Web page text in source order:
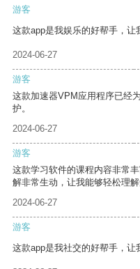
游客
这款app是我娱乐的好帮手，让
2024-06-27
游客
这款加速器VPM应用程序已经
护。
2024-06-27
游客
这款学习软件的课程内容非常
解非常生动，让我能够轻松理解
2024-06-27
游客
这款app是我社交的好帮手，让